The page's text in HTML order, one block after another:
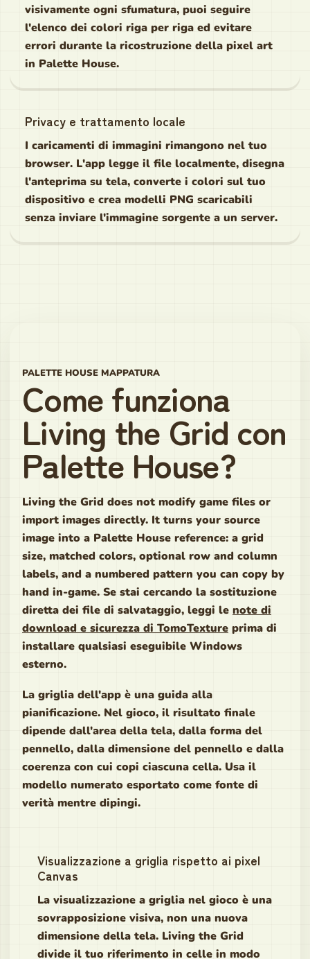
visivamente ogni sfumatura, puoi seguire
l'elenco dei colori riga per riga ed evitare
errori durante la ricostruzione della pixel art
in Palette House.
Privacy e trattamento locale
I caricamenti di immagini rimangono nel tuo
browser. L'app legge il file localmente, disegna
l'anteprima su tela, converte i colori sul tuo
dispositivo e crea modelli PNG scaricabili
senza inviare l'immagine sorgente a un server.
PALETTE HOUSE MAPPATURA
Come funziona
Living the Grid con
Palette House?
Living the Grid does not modify game files or
import images directly. It turns your source
image into a Palette House reference: a grid
size, matched colors, optional row and column
labels, and a numbered pattern you can copy by
hand in-game. Se stai cercando la sostituzione
diretta dei file di salvataggio, leggi le note di
download e sicurezza di TomoTexture prima di
installare qualsiasi eseguibile Windows
esterno.
La griglia dell'app è una guida alla
pianificazione. Nel gioco, il risultato finale
dipende dall'area della tela, dalla forma del
pennello, dalla dimensione del pennello e dalla
coerenza con cui copi ciascuna cella. Usa il
modello numerato esportato come fonte di
verità mentre dipingi.
Visualizzazione a griglia rispetto ai pixel
Canvas
La visualizzazione a griglia nel gioco è una
sovrapposizione visiva, non una nuova
dimensione della tela. Living the Grid
divide il tuo riferimento in celle in modo